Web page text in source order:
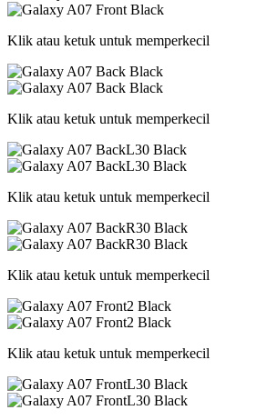
Klik atau ketuk untuk memperkecil
Klik atau ketuk untuk memperkecil
Klik atau ketuk untuk memperkecil
Klik atau ketuk untuk memperkecil
Klik atau ketuk untuk memperkecil